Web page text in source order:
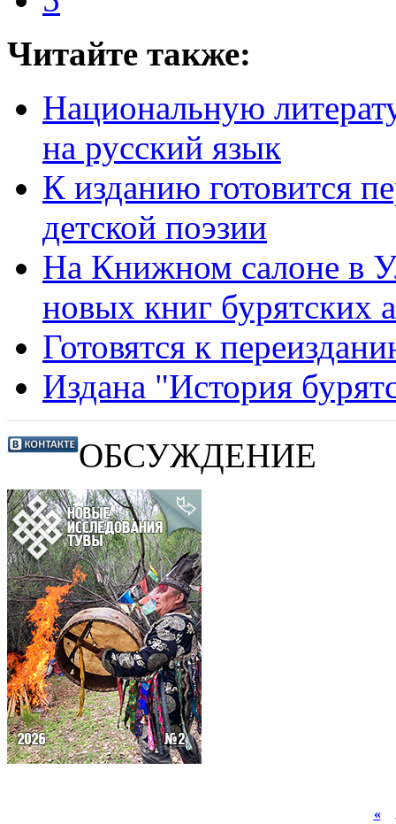
Читайте также:
Национальную
на русский язык
К изданию готовится
детской поэзии
На Книжном салоне в
новых книг бурятских
Готовятся к
Издана "История
ОБСУЖДЕНИЕ
«